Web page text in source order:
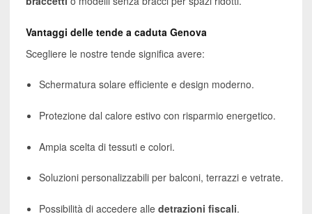
Vantaggi delle tende a caduta Genova
Scegliere le nostre tende significa avere:
Schermatura solare efficiente e design moderno.
Protezione dal calore estivo con risparmio energetico.
Ampia scelta di tessuti e colori.
Soluzioni personalizzabili per balconi, terrazzi e vetrate.
Possibilità di accedere alledetrazioni fiscali.